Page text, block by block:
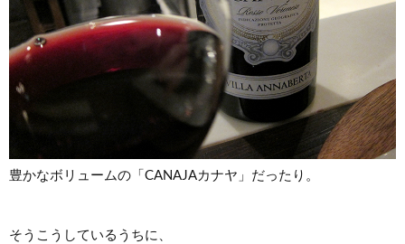
豊かなボリュームの「CANAJAカナヤ」だったり。
そうこうしているうちに、